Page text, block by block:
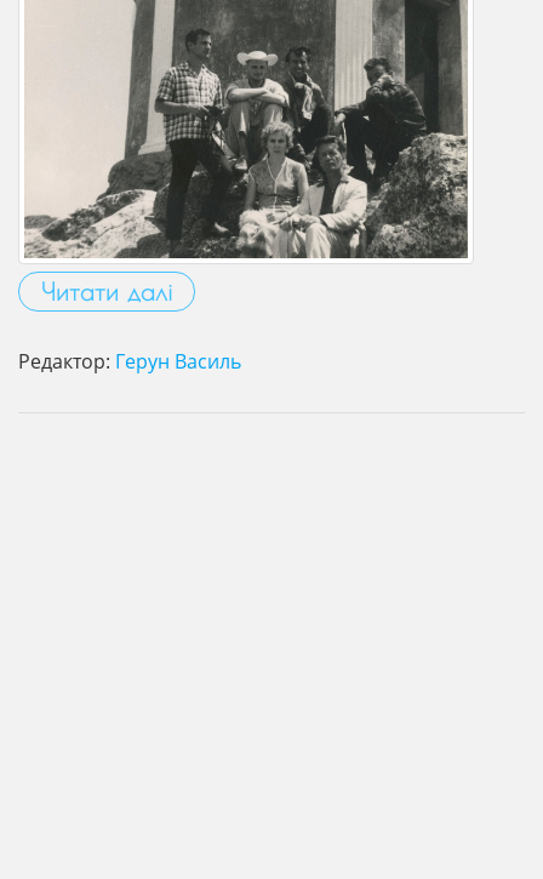
Читати далі
Редактор: Герун Василь